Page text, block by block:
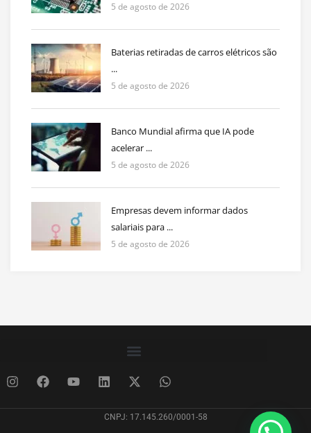
5 de agosto de 2026
Baterias retiradas de carros elétricos são
...
5 de agosto de 2026
Banco Mundial afirma que IA pode
acelerar ...
5 de agosto de 2026
Empresas devem informar dados
salariais para ...
5 de agosto de 2026
CNPJ: 17.145.260/0001-58